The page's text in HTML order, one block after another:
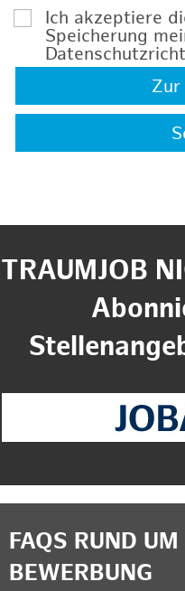
Ich akzeptiere
Speicherung
Zur
TRAUMJOB
FAQS RUND UM
BEWERBUNG